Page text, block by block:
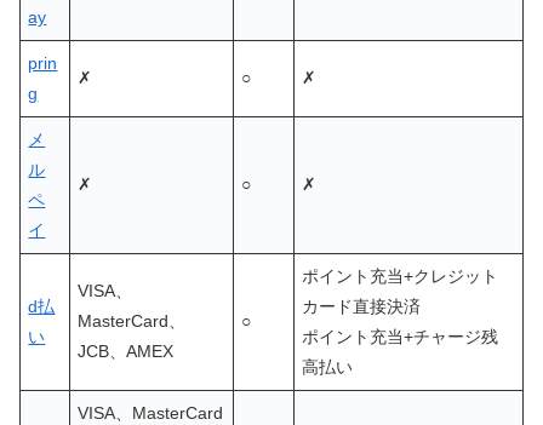
ay
prin
g
✗ ○ ✗
メ
ル
ペ
イ
✗ ○ ✗
d払
い
VISA、
MasterCard、
JCB、AMEX
○
ポイント充当+クレジット
カード直接決済
ポイント充当+チャージ残
高払い
VISA、MasterCard